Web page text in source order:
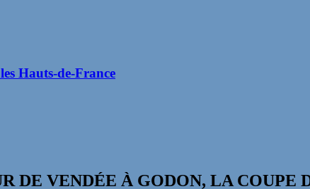
Hauts-de-France
DE VENDÉE À GODON, LA COUPE